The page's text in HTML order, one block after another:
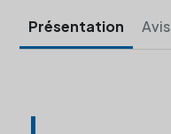
Présentation Avis